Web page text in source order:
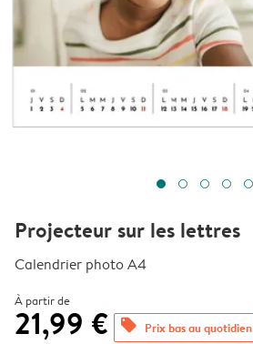
Projecteur sur les lettres
Calendrier photo A4
À partir de
21,99 € offers Prix bas au quotidien